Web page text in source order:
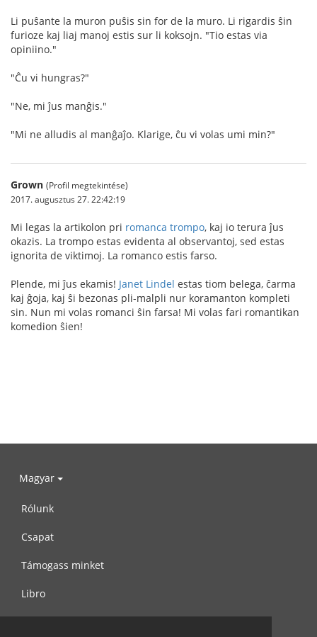
Li puŝante la muron puŝis sin for de la muro. Li rigardis ŝin
furioze kaj liaj manoj estis sur li koksojn. "Tio estas via
opiniino."
"Ĉu vi hungras?"
"Ne, mi ĵus manĝis."
"Mi ne alludis al manĝaĵo. Klarige, ĉu vi volas umi min?"
Grown (Profil megtekintése)
2017. augusztus 27. 22:42:19
Mi legas la artikolon pri romanca trompo, kaj io terura ĵus
okazis. La trompo estas evidenta al observantoj, sed estas
ignorita de viktimoj. La romanco estis farso.
Plende, mi ĵus ekamis! Janet Lindel estas tiom belega, ĉarma
kaj ĝoja, kaj ŝi bezonas pli-malpli nur koramanton kompleti
sin. Nun mi volas romanci ŝin farsa! Mi volas fari romantikan
komedion ŝien!
Magyar
Rólunk
Csapat
Támogass minket
Libro